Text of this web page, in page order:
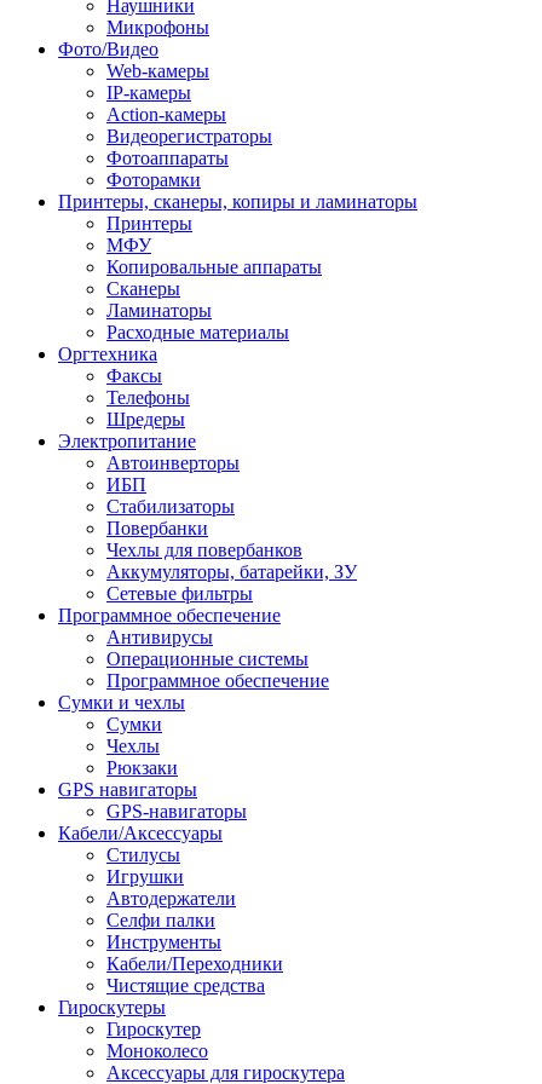
Наушники
Микрофоны
Фото/Видео
Web-камеры
IP-камеры
Action-камеры
Видеорегистраторы
Фотоаппараты
Фоторамки
Принтеры, сканеры, копиры и ламинаторы
Принтеры
МФУ
Копировальные аппараты
Сканеры
Ламинаторы
Расходные материалы
Оргтехника
Факсы
Телефоны
Шредеры
Электропитание
Автоинверторы
ИБП
Стабилизаторы
Повербанки
Чехлы для повербанков
Аккумуляторы, батарейки, ЗУ
Сетевые фильтры
Программное обеспечение
Антивирусы
Операционные системы
Программное обеспечение
Сумки и чехлы
Сумки
Чехлы
Рюкзаки
GPS навигаторы
GPS-навигаторы
Кабели/Аксессуары
Стилусы
Игрушки
Автодержатели
Селфи палки
Инструменты
Кабели/Переходники
Чистящие средства
Гироскутеры
Гироскутер
Моноколесо
Аксессуары для гироскутера